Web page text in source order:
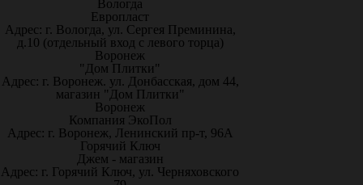
Вологда
Европласт
Адрес: г. Вологда, ул. Сергея Преминина,
д.10 (отдельный вход с левого торца)
Воронеж
"Дом Плитки"
Адрес: г. Воронеж. ул. Донбасская, дом 44,
магазин "Дом Плитки"
Воронеж
Компания ЭкоПол
Адрес: г. Воронеж, Ленинский пр-т, 96А
Горячий Ключ
Джем - магазин
Адрес: г. Горячий Ключ, ул. Черняховского